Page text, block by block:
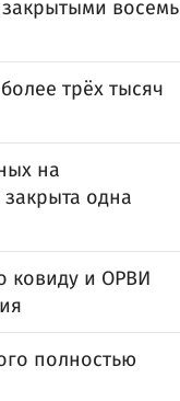
восемь
трёх тысяч
на
одна
ковиду и ОРВИ
полностью